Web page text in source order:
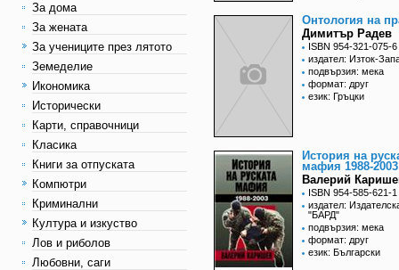
За дома
За жената
За учениците през лятото
Земеделие
Икономика
Исторически
Карти, справочници
Класика
Книги за отпуската
Компютри
Криминални
Култура и изкуство
Лов и риболов
Любовни, саги
Онтология на
Димитър Радев
ISBN 954-321-075-6
издател: Изток-
подвързия: мека
формат: друг
език: Гръцки
История на
мафия 1988-2003
Валерий
ISBN 954-585-621-1
издател:
"БАРД"
подвързия: мека
формат: друг
език: Български